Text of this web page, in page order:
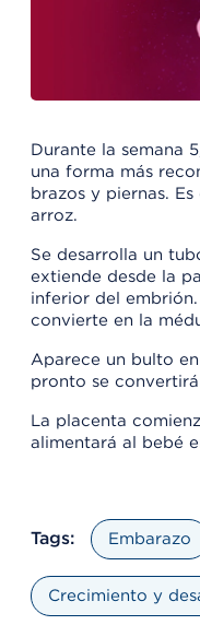
Durante la semana
una forma más
brazos y piernas.
arroz.
Se desarrolla un
extiende desde la
inferior del
convierte en la
Aparece un bulto
pronto se
La placenta
alimentará al bebé
Tags: Embarazo
Crecimiento y